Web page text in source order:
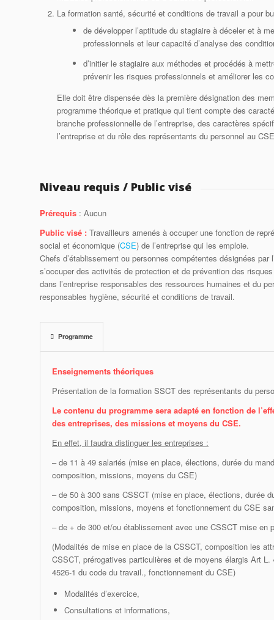
La formation santé, sécurité et conditions de travail a pour
de développer l’aptitude du stagiaire à déceler et à
professionnels et leur capacité d’analyse des
d’initier le stagiaire aux méthodes et procédés à
prévenir les risques professionnels et améliorer les
Elle doit être dispensée dès la première désignation des
programme théorique et pratique qui tient compte des
branche professionnelle de l’entreprise, des caractères
l’entreprise et du rôle des représentants du personnel au
Niveau requis / Public visé
Prérequis : Aucun
Public visé : Travailleurs amenés à occuper une fonction de
social et économique (CSE) de l’entreprise qui les emploie.
Chefs d’établissement ou personnes compétentes désignées par
s’occuper des activités de protection et de prévention des
dans l’entreprise responsables des ressources humaines et du
responsables hygiène, sécurité et conditions de travail.
Programme
Enseignements théoriques
Présentation de la formation SSCT des représentants du
Le contenu du programme sera adapté en fonction de
des entreprises, des missions et moyens du CSE.
En effet, il faudra distinguer les entreprises :
– de 11 à 49 salariés (mise en place, élections, durée du
composition, missions, moyens du CSE)
– de 50 à 300 sans CSSCT (mise en place, élections, durée
composition, missions, moyens et fonctionnement du CSE
– de + de 300 et/ou établissement avec une CSSCT mise en
(Modalités de mise en place de la CSSCT, composition les
CSSCT, prérogatives particulières et de moyens élargis Art L.
4526-1 du code du travail., fonctionnement du CSE)
Modalités d’exercice,
Consultations et informations,